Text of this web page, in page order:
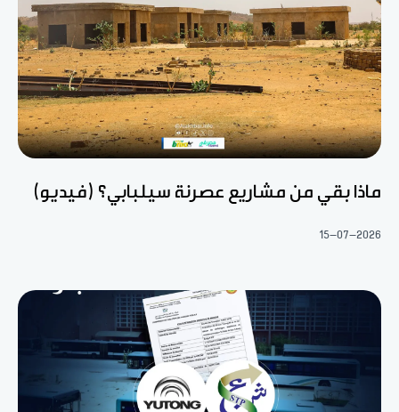
ماذا بقي من مشاريع عصرنة سيلبابي؟ (فيديو)
15-07-2026